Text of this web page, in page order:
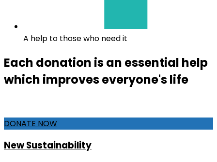
A help to those who need it
Each donation is an essential help
which improves everyone's life
DONATE NOW
New Sustainability